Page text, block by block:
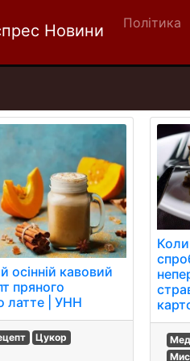
Новини Політика
осінній кавовий
пряного
латте | УНН
Цукор